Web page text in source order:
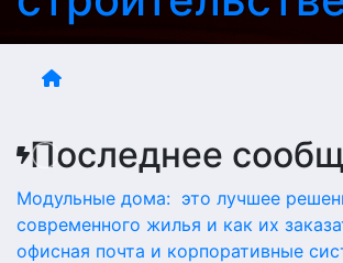
Последнее
Модульные дома: это лучшее
современного жилья и как их
офисная почта и корпоративные